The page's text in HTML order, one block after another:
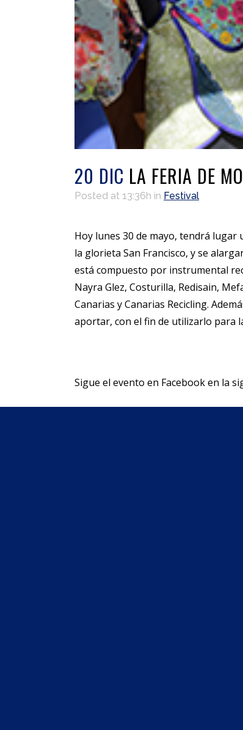
20 DIC LA FERIA DE
Posted at 13:36h in Festival
Hoy lunes 30 de mayo, tendrá lugar
la glorieta San Francisco, y se
está compuesto por instrumental
Nayra Glez, Costurilla, Redisain,
Canarias y Canarias Recicling.
aportar, con el fin de utilizarlo para
Sigue el evento en Facebook en la